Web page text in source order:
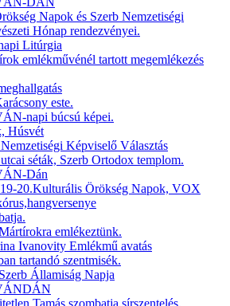
Napok és Szerb Nemzetiségi
Hónap rendezvényei.
Litúrgia
emlékművénél tartott megemlékezés
este.
napi búcsú képei.
Húsvét
Képviselő Választás
séták, Szerb Ortodox templom.
Dán
19-20.Kulturális Örökség Napok, VOX
emlékeztünk.
Ivanovity Emlékmű avatás
tartandó szentmisék.
Államiság Napja
Tamás szombatja,sírszentelés.